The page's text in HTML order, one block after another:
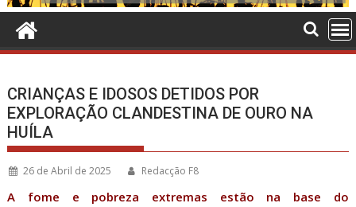
CRIANÇAS E IDOSOS DETIDOS POR
EXPLORAÇÃO CLANDESTINA DE OURO NA
HUÍLA
26 de Abril de 2025 Redacção F8
A fome e pobreza extremas estão na base do